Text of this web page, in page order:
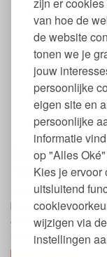
van hoe de
de website
tonen we je
jouw
persoonlijke
eigen site en
persoonlijke
informatie
op "Alles
Kies je ervoor
uitsluitend
wijzigen via
instellingen
Geschikt voor
Als aanvulling
Geeft een
Zorgt voor een
Trekt snel in
Geschikt voor
Vegan
Dierproefvrij
Natrue
Gebruik
het gezicht
Mix 2–3 druppels
breng het product
accentueer
natuurlijk sun kissed